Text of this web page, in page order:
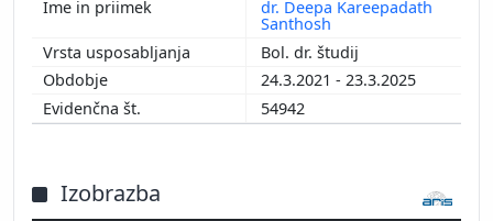
2007
2008
2009
2011
dr. Deepa Kareepadath
Santhosh
Bol. dr. študij
24.3.2021 - 23.3.2025
54942
Izobrazba